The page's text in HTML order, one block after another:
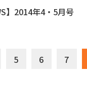
】2014年4・5月号
5 6 7